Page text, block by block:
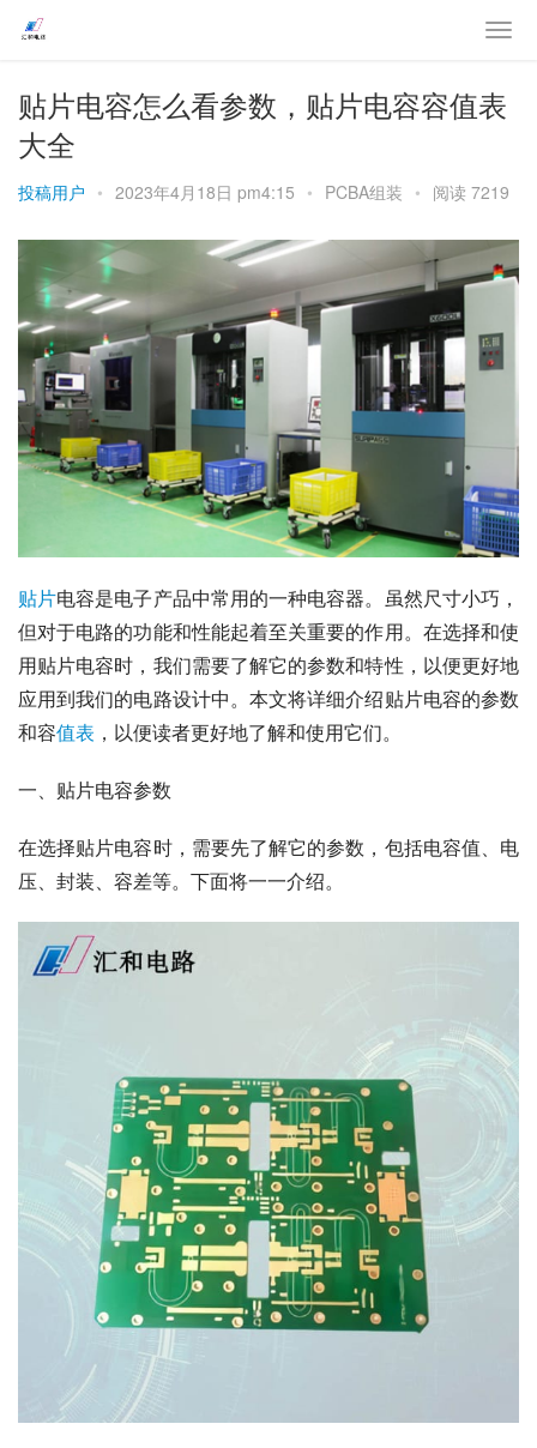
贴片电容怎么看参数，贴片电容容值表
大全
投稿用户 • 2023年4月18日 pm4:15 • PCBA组装 • 阅读 7219
贴片电容是电子产品中常用的一种电容器。虽然尺寸小巧，
但对于电路的功能和性能起着至关重要的作用。在选择和使
用贴片电容时，我们需要了解它的参数和特性，以便更好地
应用到我们的电路设计中。本文将详细介绍贴片电容的参数
和容值表 ，以便读者更好地了解和使用它们。
一、贴片电容参数
在选择贴片电容时，需要先了解它的参数，包括电容值、电
压、封装、容差等。下面将一一介绍。